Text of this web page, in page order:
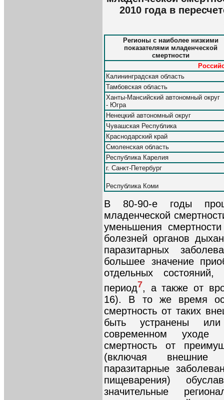
2010 года в
Регионы с наиболее низкими
показателями младенческой
смертности
Калининградская область
Тамбовская область
Ханты-Мансийский автономный округ
- Югра
Ненецкий автономный округ
Чувашская Республика
Краснодарский край
Смоленская область
Республика Карелия
г. Санкт-Петербург
Республика Коми
В 80-90-е годы
младенческой
уменьшения
болезней органов
паразитарных
большее значение
отдельных
период7, а также от
16). В то же время
смертность от таких
быть устранены
современном уходе
смертность от
(включая внешние
паразитарные
пищеварения)
значительные